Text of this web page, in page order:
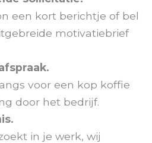
een kort berichtje of bel
motivatiebrief
voor een kop koffie
door het bedrijf.
in je werk, wij